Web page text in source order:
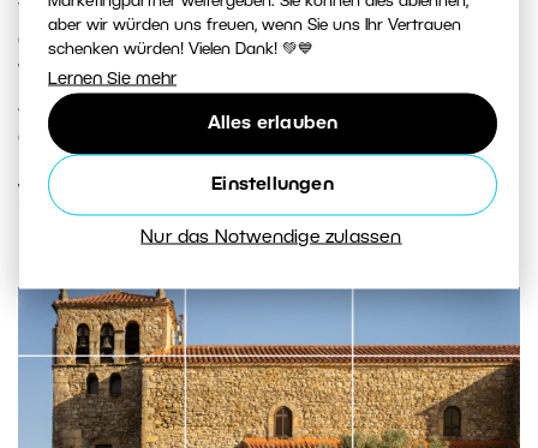
aber wir würden uns freuen, wenn Sie uns Ihr Vertrauen
schenken würden! Vielen Dank! 💚💙
Lernen Sie mehr
Alles erlauben
Einstellungen
Nur das Notwendige zulassen
verpassen sollte – von der italienischen Toskana über
das Gebirge Montenegros bis zur kroatischen Küste.
Wir zeigen Ihnen, wohin Sie sich auf der Suche nach
Architektur, Landschaft und authentischem Landleben
aufmachen können.
WEITERLESEN